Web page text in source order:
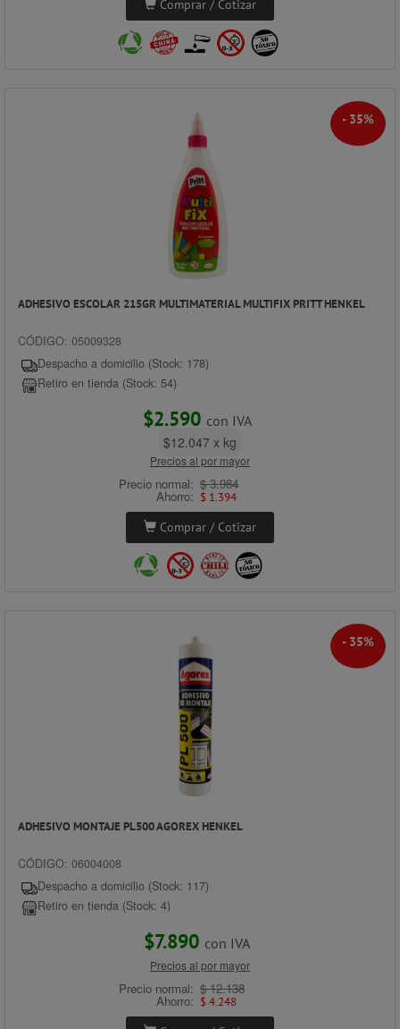
Comprar / Cotizar
- 35%
ADHESIVO ESCOLAR 215GR MULTIMATERIAL MULTIFIX PRITT HENKEL
CÓDIGO: 05009328
Despacho a domicilio (Stock: 178)
Retiro en tienda (Stock: 54)
$2.590 con IVA
$12.047 x kg
Precios al por mayor
Precio normal: $ 3.984
Ahorro: $ 1.394
Comprar / Cotizar
- 35%
ADHESIVO MONTAJE PL500 AGOREX HENKEL
CÓDIGO: 06004008
Despacho a domicilio (Stock: 117)
Retiro en tienda (Stock: 4)
$7.890 con IVA
Precios al por mayor
Precio normal: $ 12.138
Ahorro: $ 4.248